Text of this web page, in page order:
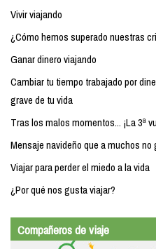
Vivir viajando
¿Cómo hemos superado nuestras
Ganar dinero viajando
Cambiar tu tiempo trabajado por
grave de tu vida
Tras los malos momentos... ¡La 3ª
Mensaje navideño que a muchos no
Viajar para perder el miedo a la vida
¿Por qué nos gusta viajar?
Compañeros de viaje